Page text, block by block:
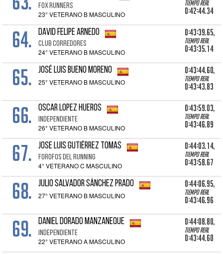
FOX RUNNERS
23° VETERANO B MASCULINO
Tiempo real
0:42:44.34
64. DAVID FELIPE ARNEDO
CLUB CORREDORES
24° VETERANO B MASCULINO
0:43:39.65,
Tiempo real
0:43:35.14
65. JOSÉ LUIS BUENO MORENO
25° VETERANO B MASCULINO
0:43:44.60,
Tiempo real
0:43:43.83
66. OSCAR LOPEZ HUEROS
INDEPENDIENTE
26° VETERANO B MASCULINO
0:43:59.03,
Tiempo real
0:43:46.89
67. JOSE LUIS GUTIÉRREZ TOMAS
FOROFOS DEL RUNNING
4° VETERANO C MASCULINO
0:44:03.14,
Tiempo real
0:43:58.67
68. JULIO SALVADOR SÁNCHEZ PRADO
27° VETERANO B MASCULINO
0:44:06.95,
Tiempo real
0:43:46.96
69. DANIEL DORADO MANZANEQUE
INDEPENDIENTE
22° VETERANO A MASCULINO
0:44:08.80,
Tiempo real
0:43:44.60